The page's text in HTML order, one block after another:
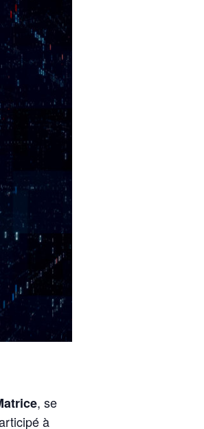
, se
à